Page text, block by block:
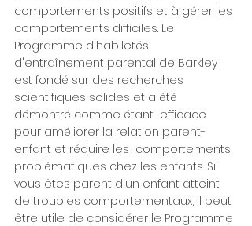
comportements positifs et à gérer les
comportements difficiles. Le
Programme d'habiletés
d'entraînement parental de Barkley
est fondé sur des recherches
scientifiques solides et a été
démontré comme étant  efficace
pour améliorer la relation parent-
enfant et réduire les  comportements
problématiques chez les enfants. Si
vous êtes parent d'un enfant atteint
de troubles comportementaux, il peut
être utile de considérer le Programme